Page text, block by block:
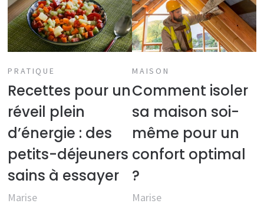
PRATIQUE
Recettes pour un
réveil plein
d’énergie : des
petits-déjeuners
sains à essayer
Marise
MAISON
Comment isoler
sa maison soi-
même pour un
confort optimal
?
Marise